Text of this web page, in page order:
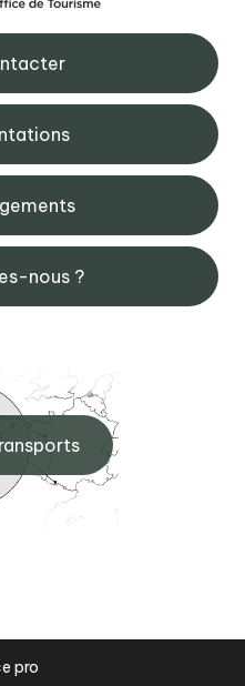
nous ?
pro